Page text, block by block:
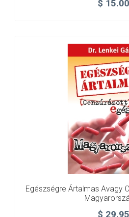
$ 15.00
Egészségre Ártalmas Avagy
$ 29.95